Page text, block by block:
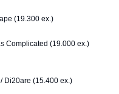
(19.300 ex.)
Complicated (19.000 ex.)
Di20are (15.400 ex.)